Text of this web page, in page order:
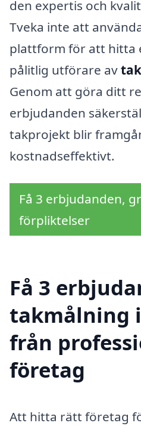
den expertis och
Tveka inte att
plattform för att hitta
pålitlig utförare av
Genom att göra ditt
erbjudanden
takprojekt blir
kostnadseffektivt.
Få 3 erbjudanden,
förpliktelser
Få 3
takmålning
från
företag
Att hitta rätt företag